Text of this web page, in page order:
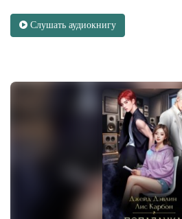
Слушать аудиокнигу